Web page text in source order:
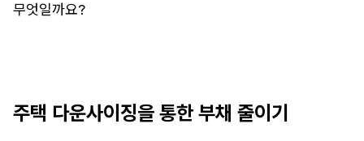
무엇일까요?
주택 다운사이징을 통한 부채 줄이기